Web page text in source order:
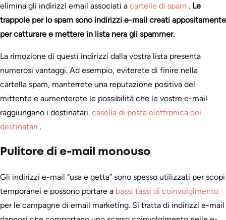
elimina gli indirizzi email associati a cartelle di spam . Le
trappole per lo spam sono indirizzi e-mail creati appositamente
per catturare e mettere in lista nera gli spammer.
La rimozione di questi indirizzi dalla vostra lista presenta
numerosi vantaggi. Ad esempio, eviterete di finire nella
cartella spam, manterrete una reputazione positiva del
mittente e aumenterete le possibilità che le vostre e-mail
raggiungano i destinatari. casella di posta elettronica dei
destinatari .
Pulitore di e-mail monouso
Gli indirizzi e-mail “usa e getta” sono spesso utilizzati per scopi
temporanei e possono portare a bassi tassi di coinvolgimento
per le campagne di email marketing. Si tratta di indirizzi e-mail